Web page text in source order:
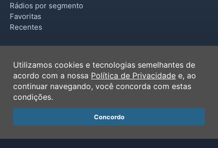
Rádios por segmento
Favoritas
Recentes
Termos de Uso
Política de Privacidade
Ferramentas
Contato
Utilizamos cookies e tecnologias semelhantes de
acordo com a nossa Política de Privacidade e, ao
continuar navegando, você concorda com estas
condições.
Concordo